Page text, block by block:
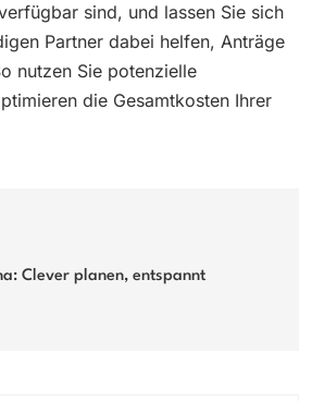
sind, und lassen Sie sich
Partner dabei helfen, Anträge
nutzen Sie potenzielle
die Gesamtkosten Ihrer
Clever planen, entspannt